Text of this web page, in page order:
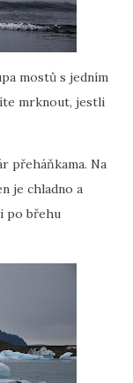
mostů s jedním
mrknout, jestli
přeháňkama. Na
je chladno a
po břehu